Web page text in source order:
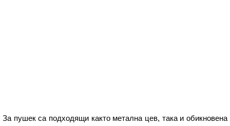
За пушек са подходящи както метална цев, така и обикновена